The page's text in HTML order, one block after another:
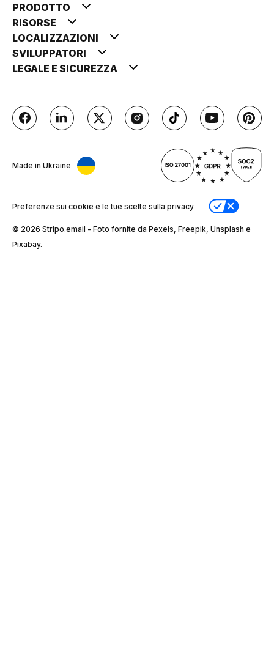
PRODOTTO
RISORSE
LOCALIZZAZIONI
SVILUPPATORI
LEGALE E SICUREZZA
Made in Ukraine
Preferenze sui cookie e le tue scelte sulla privacy
© 2026 Stripо.email - Foto fornite da Pexels, Freepik, Unsplash e
Pixabay.